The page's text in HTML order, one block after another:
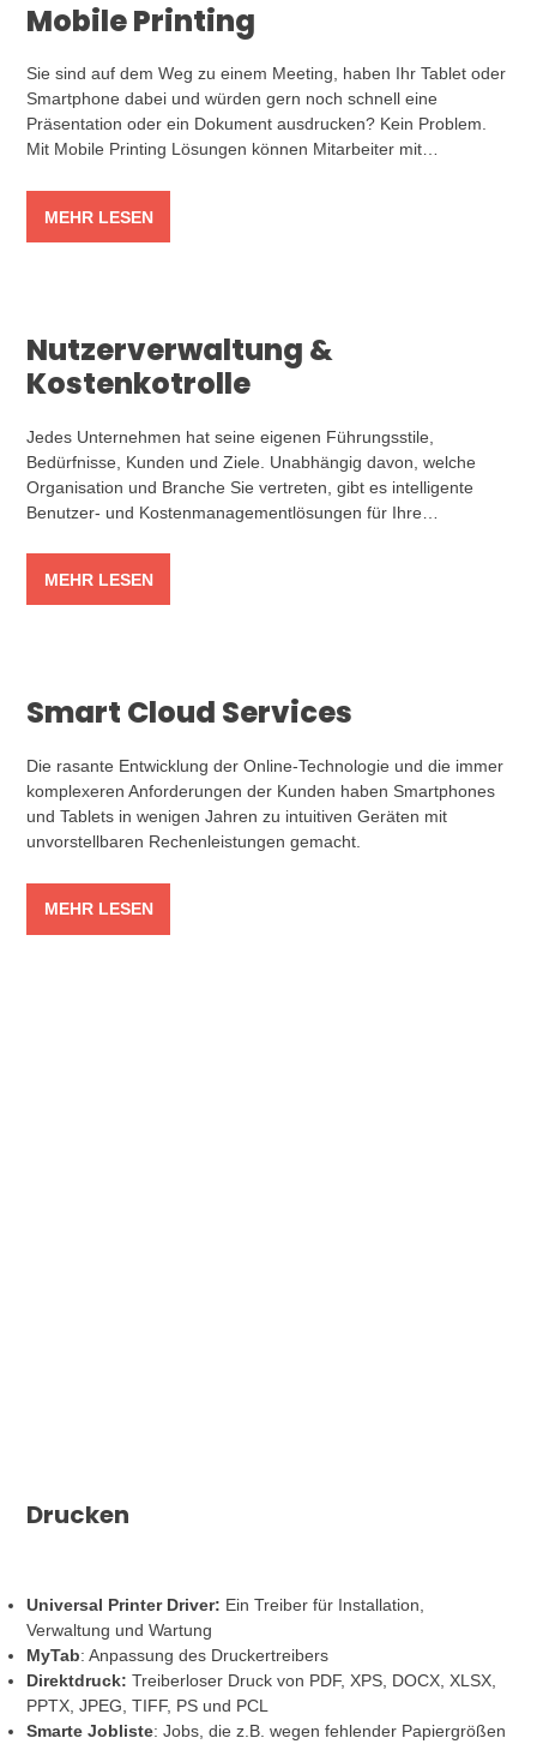
Mobile Printing
Sie sind auf dem Weg zu einem Meeting, haben Ihr Tablet oder
Smartphone dabei und würden gern noch schnell eine
Präsentation oder ein Dokument ausdrucken? Kein Problem.
Mit Mobile Printing Lösungen können Mitarbeiter mit…
MEHR LESEN
Nutzerverwaltung &
Kostenkotrolle
Jedes Unternehmen hat seine eigenen Führungsstile,
Bedürfnisse, Kunden und Ziele. Unabhängig davon, welche
Organisation und Branche Sie vertreten, gibt es intelligente
Benutzer- und Kostenmanagementlösungen für Ihre…
MEHR LESEN
Smart Cloud Services
Die rasante Entwicklung der Online-Technologie und die immer
komplexeren Anforderungen der Kunden haben Smartphones
und Tablets in wenigen Jahren zu intuitiven Geräten mit
unvorstellbaren Rechenleistungen gemacht.
MEHR LESEN
Drucken
Universal Printer Driver: Ein Treiber für Installation,
Verwaltung und Wartung
MyTab: Anpassung des Druckertreibers
Direktdruck:Treiberloser Druck von PDF, XPS, DOCX, XLSX,
PPTX, JPEG, TIFF, PS und PCL
Smarte Jobliste: Jobs, die z.B. wegen fehlender Papiergrößen